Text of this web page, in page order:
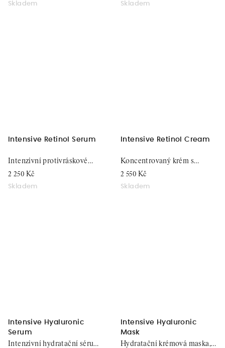
Skladem Skladem
Intensive Retinol Serum
2 250 Kč
Skladem
Intenzivní protivráskové
sérum, 15 ml
Intensive Retinol Cream
2 550 Kč
Skladem
Koncentrovaný krém s
retinolem, 50 ml
Intensive Hyaluronic
Serum
Intenzivní hydratační sérum,
Intensive Hyaluronic
Mask
Hydratační krémová maska,